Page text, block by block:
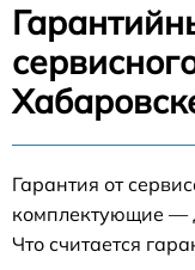
Гарантия от
комплектующие —
Что считается